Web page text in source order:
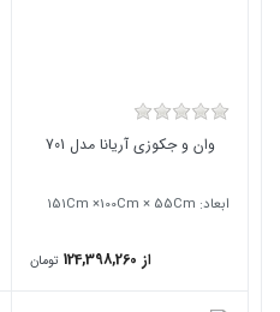
وان و جکوزی آریانا مدل 701
ابعاد: ۱51Cm ×100Cm × 55Cm
از 124,398,260 تومان